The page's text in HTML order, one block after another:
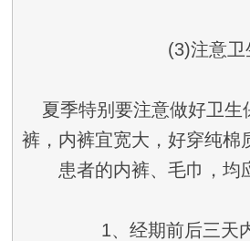
(3)注意卫
夏季特别要注意做好卫生
裤，内裤宜宽大，好穿纯棉
患者的内裤、毛巾，均
1、经期前后三天